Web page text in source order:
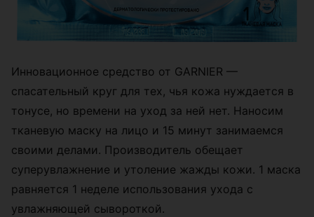
Инновационное средство от GARNIER —
спасательный круг для тех, чья кожа нуждается в
тонусе, но времени на уход за ней нет. Наносим
тканевую маску на лицо и 15 минут занимаемся
своими делами. Производитель обещает
суперувлажнение и утоление жажды кожи. 1 маска
равняется 1 неделе использования ухода с
увлажняющей сывороткой.